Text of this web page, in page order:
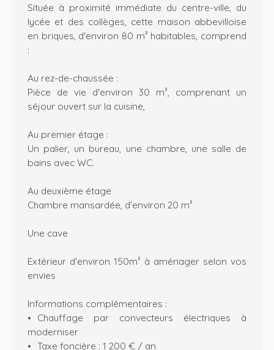
Située à proximité immédiate du centre-ville, du
lycée et des collèges, cette maison abbevilloise
en briques, d'environ 80 m² habitables, comprend
:
Au rez-de-chaussée :
Pièce de vie d'environ 30 m², comprenant un
séjour ouvert sur la cuisine,
Au premier étage :
Un palier, un bureau, une chambre, une salle de
bains avec WC.
Au deuxième étage
Chambre mansardée, d'environ 20 m²
Une cave
Extérieur d'environ 150m² à aménager selon vos
envies
Informations complémentaires :
Chauffage par convecteurs électriques à
moderniser
Taxe foncière : 1 200 € / an